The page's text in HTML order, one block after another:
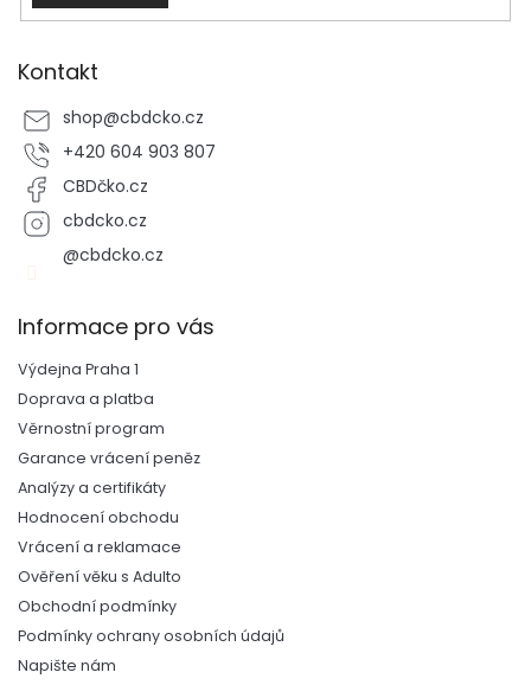
Kontakt
shop@cbdcko.cz
+420 604 903 807
CBDčko.cz
cbdcko.cz
@cbdcko.cz
Informace pro vás
Výdejna Praha 1
Doprava a platba
Věrnostní program
Garance vrácení peněz
Analýzy a certifikáty
Hodnocení obchodu
Vrácení a reklamace
Ověření věku s Adulto
Obchodní podmínky
Podmínky ochrany osobních údajů
Napište nám